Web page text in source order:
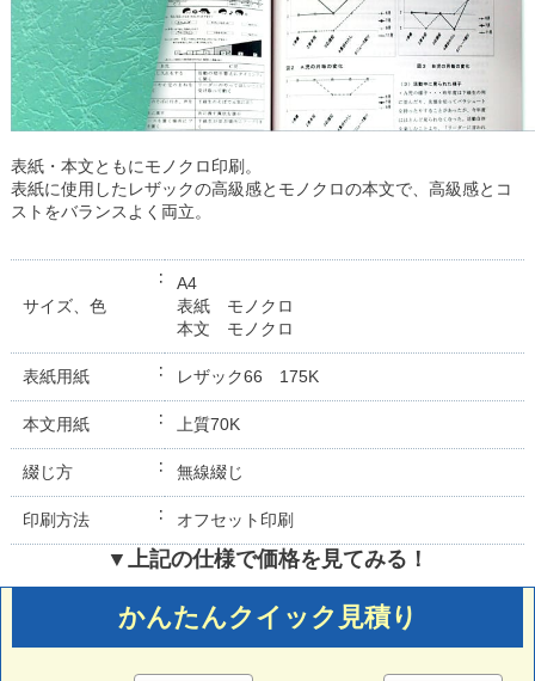
表紙・本文ともにモノクロ印刷。
表紙に使用したレザックの高級感とモノクロの本文で、高級感とコ
ストをバランスよく両立。
サイズ、色
A4
表紙 モノクロ
本文 モノクロ
表紙用紙 レザック66 175K
本文用紙 上質70K
綴じ方 無線綴じ
印刷方法 オフセット印刷
▼上記の仕様で価格を見てみる！
かんたんクイック見積り